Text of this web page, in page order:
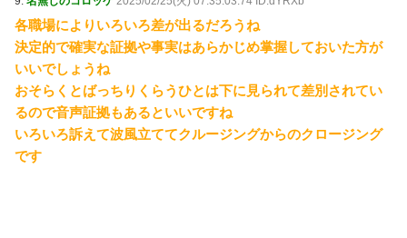
各職場によりいろいろ差が出るだろうね
決定的で確実な証拠や事実はあらかじめ掌握しておいた方が
いいでしょうね
おそらくとばっちりくらうひとは下に見られて差別されてい
るので音声証拠もあるといいですね
いろいろ訴えて波風立ててクルージングからのクロージング
です